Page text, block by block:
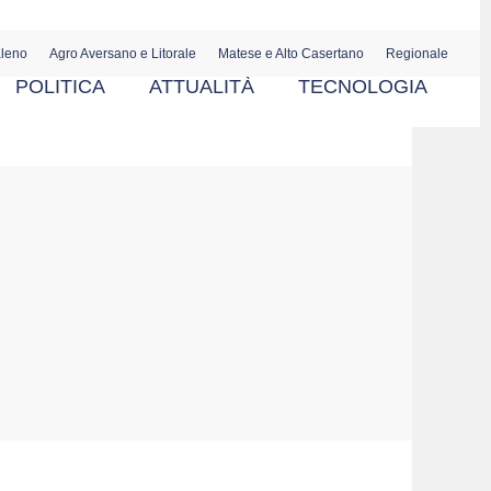
Agro Aversano e Litorale Matese e Alto Casertano Regionale
POLITICA ATTUALITÀ TECNOLOGIA